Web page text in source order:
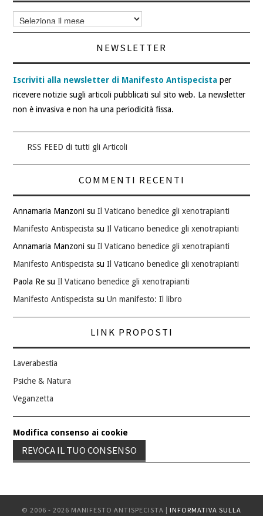
Archivi
articoli
NEWSLETTER
Iscriviti alla newsletter di Manifesto Antispecista per
ricevere notizie sugli articoli pubblicati sul sito web. La newsletter
non è invasiva e non ha una periodicità fissa.
RSS FEED di tutti gli Articoli
COMMENTI RECENTI
Annamaria Manzoni suIl Vaticano benedice gli xenotrapianti
Manifesto Antispecista suIl Vaticano benedice gli xenotrapianti
Annamaria Manzoni suIl Vaticano benedice gli xenotrapianti
Manifesto Antispecista suIl Vaticano benedice gli xenotrapianti
Paola Re suIl Vaticano benedice gli xenotrapianti
Manifesto Antispecista suUn manifesto: Il libro
LINK PROPOSTI
Laverabestia
Psiche & Natura
Veganzetta
Modifica consenso ai cookie
REVOCA IL TUO CONSENSO
© 2006 - 2026 MANIFESTO ANTISPECISTA | INFORMATIVA SULLA